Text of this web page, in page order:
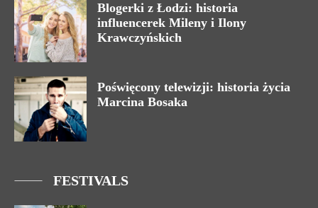
Blogerki z Łodzi: historia
influencerek Mileny i Ilony
Krawczyńskich
Poświęcony telewizji: historia życia
Marcina Bosaka
FESTIVALS